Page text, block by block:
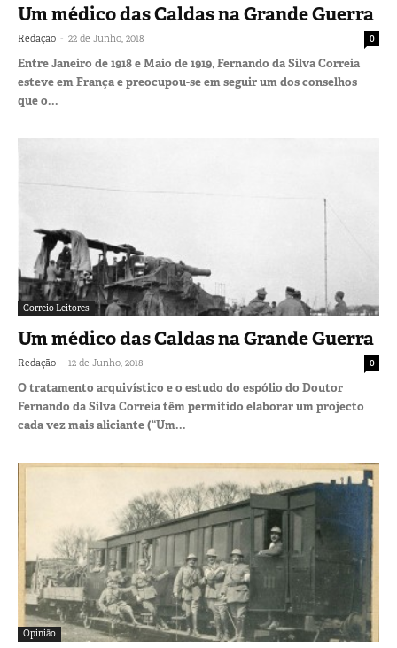
Um médico das Caldas na Grande Guerra
Redação - 22 de Junho, 2018 0
Entre Janeiro de 1918 e Maio de 1919, Fernando da Silva Correia
esteve em França e preocupou-se em seguir um dos conselhos
que o...
Correio Leitores
Um médico das Caldas na Grande Guerra
Redação - 12 de Junho, 2018 0
O tratamento arquivístico e o estudo do espólio do Doutor
Fernando da Silva Correia têm permitido elaborar um projecto
cada vez mais aliciante (“Um...
Opinião